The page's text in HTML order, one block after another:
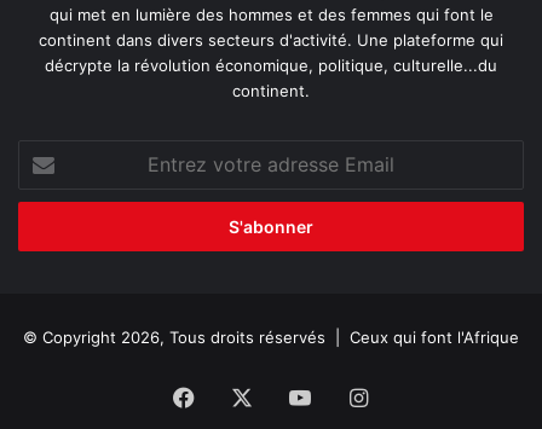
qui met en lumière des hommes et des femmes qui font le
continent dans divers secteurs d'activité. Une plateforme qui
décrypte la révolution économique, politique, culturelle...du
continent.
votre
adresse
© Copyright 2026, Tous droits réservés | Ceux qui font l'Afrique
Facebook YouTubeInstagram